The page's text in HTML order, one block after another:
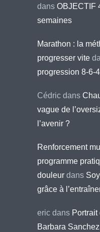
dans OBJECTIF
semaines
Marathon : la
progresser vite
progression 8-6-
Cédric dans
vague de
l’avenir ?
Renforcement
programme
douleur dans
grâce à
eric dans Portrait
Barbara